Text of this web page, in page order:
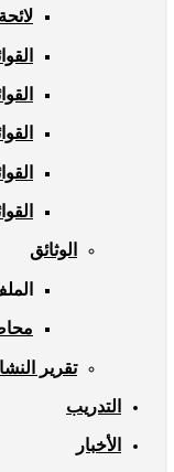
الوثائق
تقرير
التدريب
الأخبار